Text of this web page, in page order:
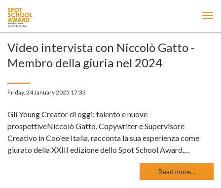
Video intervista con Niccolò Gatto -
Membro della giuria nel 2024
Friday, 24 January 2025 17:33
Gli Young Creator di oggi: talento e nuove
prospettiveNiccolò Gatto, Copywriter e Supervisore
Creativo in Coo'ee Italia, racconta la sua esperienza come
giurato della XXIII edizione dello Spot School Award.…
Read more...